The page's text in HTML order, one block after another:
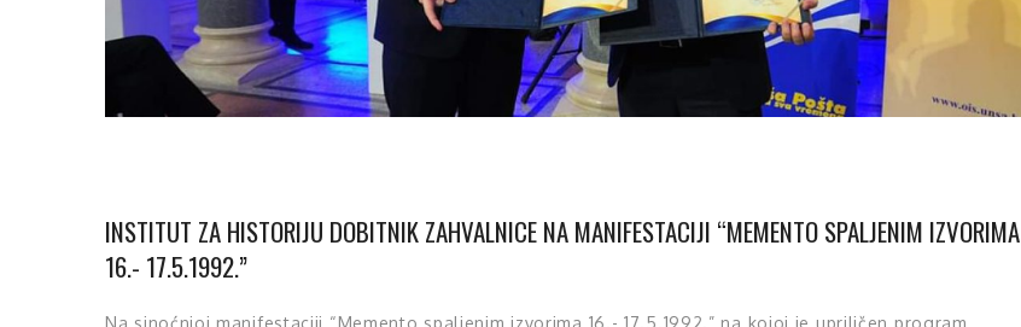
INSTITUT ZA HISTORIJU DOBITNIK ZAHVALNICE NA MANIFESTACIJI “MEMENTO SPALJENIM IZVORIMA
16.- 17.5.1992.”
Na sinoćnjoj manifestaciji “Memento spaljenim izvorima 16.- 17.5.1992.” na kojoj je upriličen program